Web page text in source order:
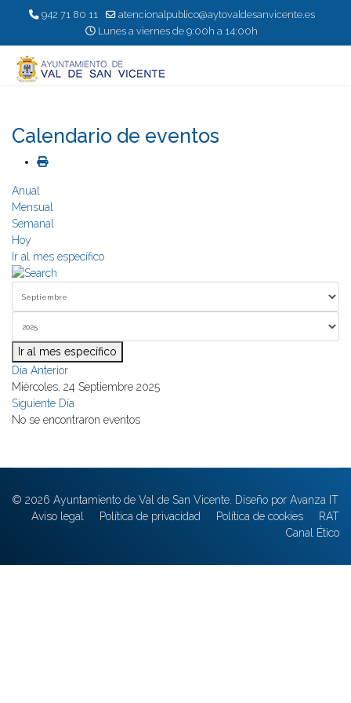
942 71 80 11
atencionalpublico@aytovaldesanvicente.es
Lunes a viernes de 9:00h a 14:00h
Calendario de eventos
Anual
Mensual
Semanal
Hoy
Ir al mes específico
Ir al mes específico
Día Anterior
Miércoles, 24 Septiembre 2025
Siguiente Día
No se encontraron eventos
© 2026 Ayuntamiento de Val de San Vicente. Diseño por Avanza IT
Aviso legal
Política de privacidad Política de cookies
RAT
Canal Ético